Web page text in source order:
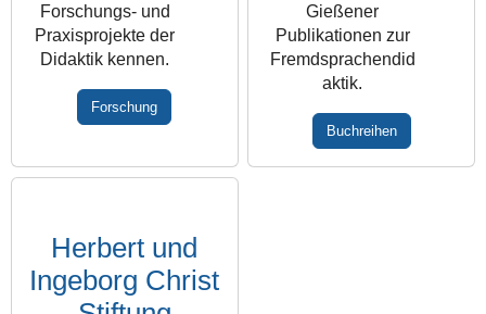
Forschungs- und
Praxisprojekte der
Didaktik kennen.
Forschung
Gießener
Publikationen zur
Fremdsprachendid
aktik.
Buchreihen
Herbert und
Ingeborg Christ